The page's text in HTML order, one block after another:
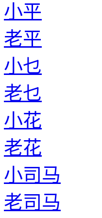
小平
老平
小乜
老乜
小花
老花
小司马
老司马